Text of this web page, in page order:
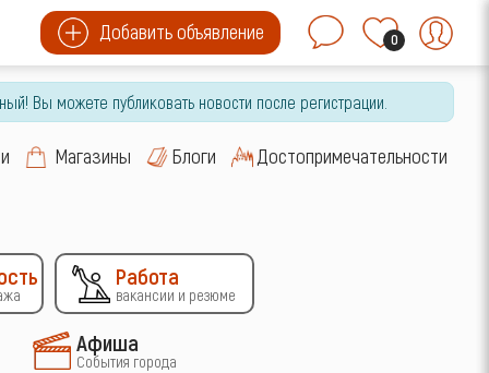
Добавить объявление 0
Вы можете публиковать новости после регистрации.
Магазины Блоги Достопримечательности
Работа
вакансии и резюме
Афиша
События города